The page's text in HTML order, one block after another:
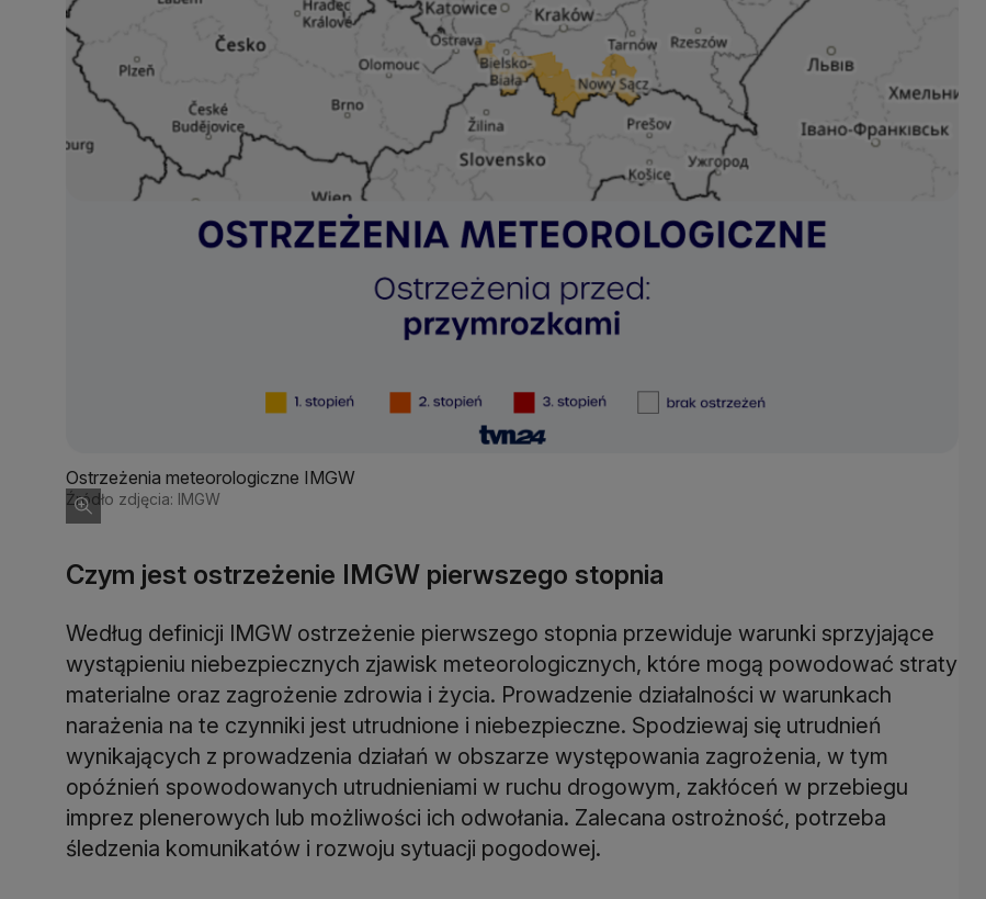
Ostrzeżenia meteorologiczne IMGW
Źródło zdjęcia: IMGW
Czym jest ostrzeżenie IMGW pierwszego stopnia
Według definicji IMGW ostrzeżenie pierwszego stopnia przewiduje warunki sprzyjające
wystąpieniu niebezpiecznych zjawisk meteorologicznych, które mogą powodować straty
materialne oraz zagrożenie zdrowia i życia. Prowadzenie działalności w warunkach
narażenia na te czynniki jest utrudnione i niebezpieczne. Spodziewaj się utrudnień
wynikających z prowadzenia działań w obszarze występowania zagrożenia, w tym
opóźnień spowodowanych utrudnieniami w ruchu drogowym, zakłóceń w przebiegu
imprez plenerowych lub możliwości ich odwołania. Zalecana ostrożność, potrzeba
śledzenia komunikatów i rozwoju sytuacji pogodowej.